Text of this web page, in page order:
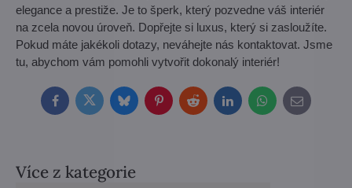
elegance a prestiže. Je to šperk, který pozvedne váš interiér
na zcela novou úroveň. Dopřejte si luxus, který si zasloužíte.
Pokud máte jakékoli dotazy, neváhejte nás kontaktovat. Jsme
tu, abychom vám pomohli vytvořit dokonalý interiér!
FacebookTwitterBlueskyPinterestRedditLinkedInWhatsApp
E-
mail
Více z kategorie